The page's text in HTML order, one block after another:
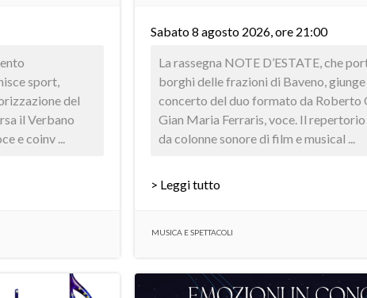
sport,
del
il Verbano
e coinv ...
Sabato 8 agosto 2026, ore 21:00
La rassegna NOTE D’ESTATE, che
borghi delle frazioni di Baveno, giunge
concerto del duo formato da Roberto
Gian Maria Ferraris, voce. Il repertorio
da colonne sonore di film e musical ...
> Leggi tutto
MUSICA E SPETTACOLI